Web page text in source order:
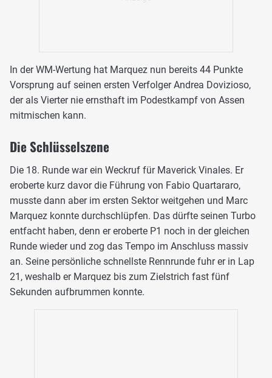
In der WM-Wertung hat Marquez nun bereits 44 Punkte
Vorsprung auf seinen ersten Verfolger Andrea Dovizioso,
der als Vierter nie ernsthaft im Podestkampf von Assen
mitmischen kann.
Die Schlüsselszene
Die 18. Runde war ein Weckruf für Maverick Vinales. Er
eroberte kurz davor die Führung von Fabio Quartararo,
musste dann aber im ersten Sektor weitgehen und Marc
Marquez konnte durchschlüpfen. Das dürfte seinen Turbo
entfacht haben, denn er eroberte P1 noch in der gleichen
Runde wieder und zog das Tempo im Anschluss massiv
an. Seine persönliche schnellste Rennrunde fuhr er in Lap
21, weshalb er Marquez bis zum Zielstrich fast fünf
Sekunden aufbrummen konnte.